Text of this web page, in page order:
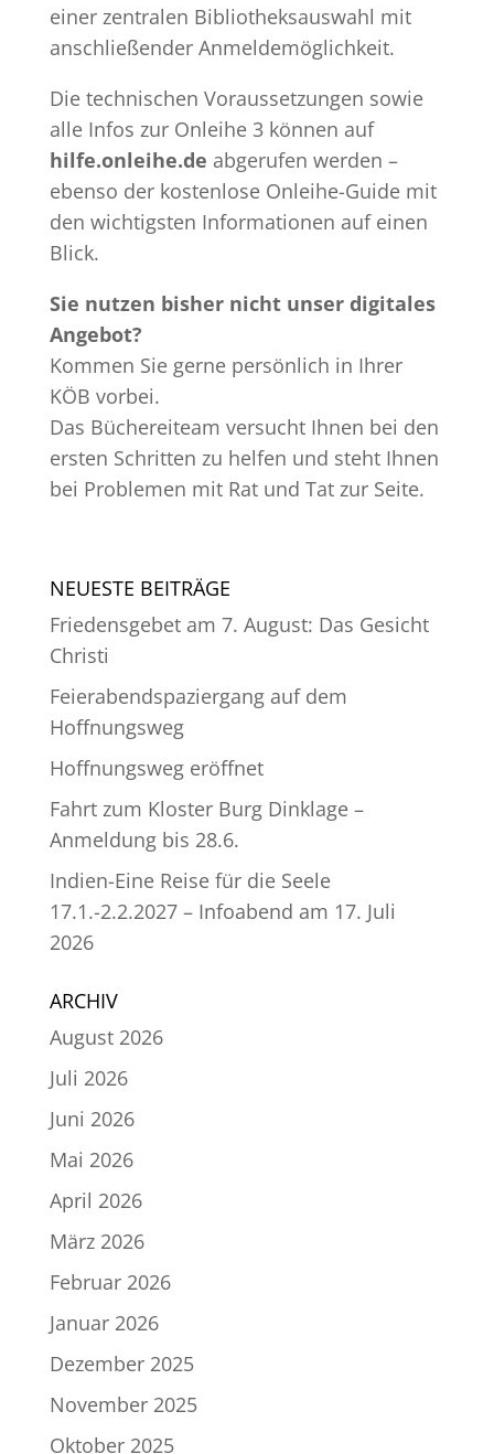
einer zentralen Bibliotheksauswahl mit
anschließender Anmeldemöglichkeit.
Die technischen Voraussetzungen sowie
alle Infos zur Onleihe 3 können auf
hilfe.onleihe.de abgerufen werden –
ebenso der kostenlose Onleihe-Guide mit
den wichtigsten Informationen auf einen
Blick.
Sie nutzen bisher nicht unser digitales
Angebot?
Kommen Sie gerne persönlich in Ihrer
KÖB vorbei.
Das Büchereiteam versucht Ihnen bei den
ersten Schritten zu helfen und steht Ihnen
bei Problemen mit Rat und Tat zur Seite.
NEUESTE BEITRÄGE
Friedensgebet am 7. August: Das Gesicht
Christi
Feierabendspaziergang auf dem
Hoffnungsweg
Hoffnungsweg eröffnet
Fahrt zum Kloster Burg Dinklage –
Anmeldung bis 28.6.
Indien-Eine Reise für die Seele
17.1.-2.2.2027 – Infoabend am 17. Juli
2026
ARCHIV
August 2026
Juli 2026
Juni 2026
Mai 2026
April 2026
März 2026
Februar 2026
Januar 2026
Dezember 2025
November 2025
Oktober 2025